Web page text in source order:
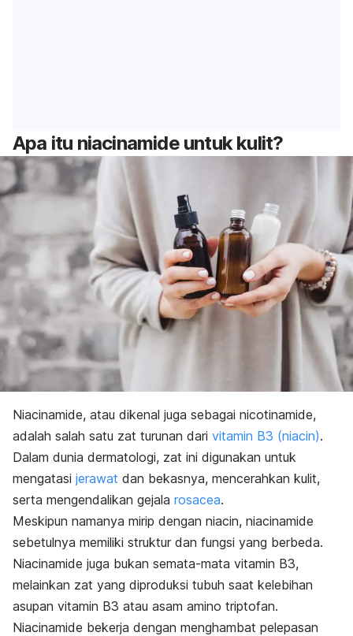
Apa itu niacinamide untuk kulit?
Niacinamide, atau dikenal juga sebagai nicotinamide,
adalah salah satu zat turunan dari vitamin B3 (niacin).
Dalam dunia dermatologi, zat ini digunakan untuk
mengatasi jerawat dan bekasnya, mencerahkan kulit,
serta mengendalikan gejala rosacea.
Meskipun namanya mirip dengan niacin, niacinamide
sebetulnya memiliki struktur dan fungsi yang berbeda.
Niacinamide juga bukan semata-mata vitamin B3,
melainkan zat yang diproduksi tubuh saat kelebihan
asupan vitamin B3 atau asam amino triptofan.
Niacinamide bekerja dengan menghambat pelepasan